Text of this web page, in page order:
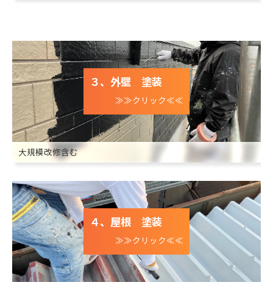
３、外壁 塗装
≫≫クリック≪≪
大規模改修含む
４、屋根 塗装
≫≫クリック≪≪